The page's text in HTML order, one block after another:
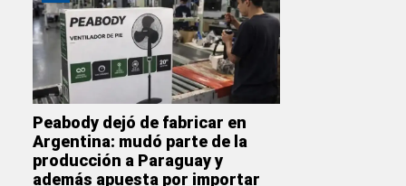
Peabody dejó de fabricar en
Argentina: mudó parte de la
producción a Paraguay y
además apuesta por importar